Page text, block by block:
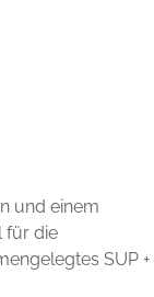
und einem
für die
SUP +